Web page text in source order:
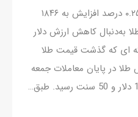
قیمت هر اونس طلا امروز با ۰.۲۵ درصد افزایش به ۱۸۴۶
طلا به‌دنبال کاهش ارزش دلار
ای که گذشت قیمت طلا
در پایان معاملات جمعه